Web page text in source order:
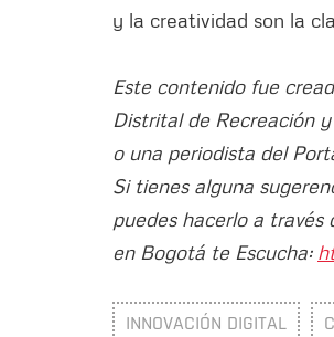
y la creatividad son la
Este contenido fue
Distrital de Recreación
o una periodista del
Si tienes alguna
puedes hacerlo a
en Bogotá te Escucha:
INNOVACIÓN DIGITAL